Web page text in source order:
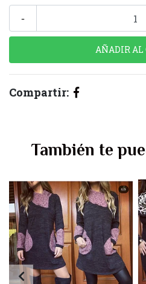
-
Compartir:
También te